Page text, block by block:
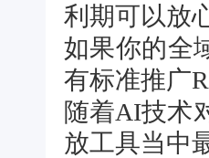
利期可以放
如果你的全
有标准推广
随着AI技术
放工具当中